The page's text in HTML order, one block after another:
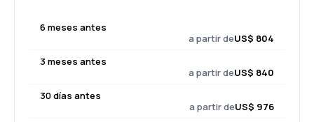
6 meses antes
a partir deUS$ 804
3 meses antes
a partir deUS$ 840
30 días antes
a partir deUS$ 976